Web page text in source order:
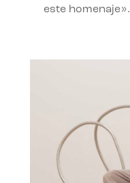
este homenaje».